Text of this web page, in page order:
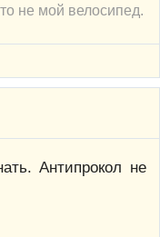
не мой велосипед.
Антипрокол не